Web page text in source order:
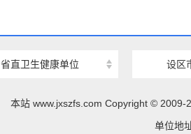
省直卫生健康单位 设区
本站 www.jxszfs.com Copyright © 2009-
单位地